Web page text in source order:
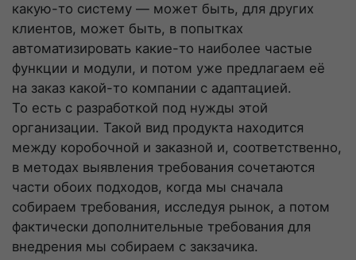
какую-то систему — может быть, для других
клиентов, может быть, в попытках
автоматизировать какие-то наиболее частые
функции и модули, и потом уже предлагаем её
на заказ какой-то компании с адаптацией.
То есть с разработкой под нужды этой
организации. Такой вид продукта находится
между коробочной и заказной и, соответственно,
в методах выявления требования сочетаются
части обоих подходов, когда мы сначала
собираем требования, исследуя рынок, а потом
фактически дополнительные требования для
внедрения мы собираем с закзачика.